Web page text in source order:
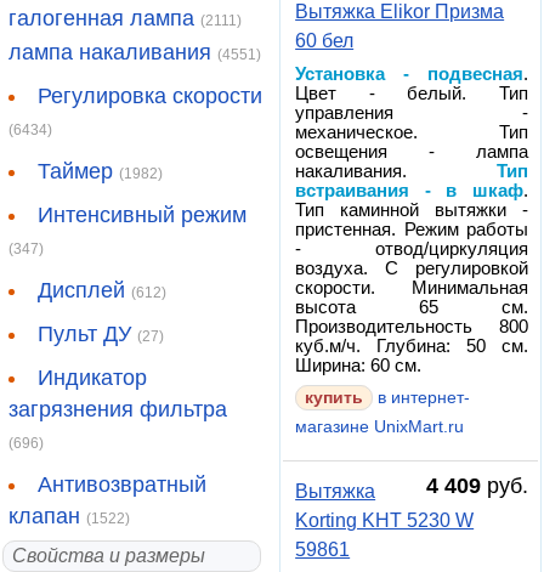
галогенная лампа (2111)
лампа накаливания (4551)
Регулировка скорости
(6434)
Таймер (1982)
Интенсивный режим
(347)
Дисплей (612)
Пульт ДУ (27)
Индикатор
загрязнения фильтра
(696)
Антивозвратный
клапан (1522)
Свойства и размеры
Вытяжка Elikor Призма
60 бел
Установка - подвесная.
Цвет - белый. Тип
управления -
механическое. Тип
освещения - лампа
накаливания.Тип
встраивания - в шкаф.
Тип каминной вытяжки -
пристенная. Режим работы
- отвод/циркуляция
воздуха. С регулировкой
скорости. Минимальная
высота 65 см.
Производительность 800
куб.м/ч. Глубина: 50 см.
Ширина: 60 см.
купить
в интернет-
магазине UnixMart.ru
4 409 руб.
Вытяжка
Korting KHT 5230 W
59861